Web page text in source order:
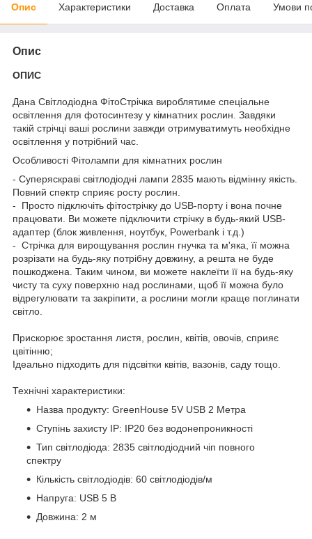
Опис Характеристики Доставка Оплата Умови
Опис
ОПИС
Дана Світлодіодна ФітоСтрічка вироблятиме спеціальне
освітлення для фотосинтезу у кімнатних рослин. Завдяки
такій стрічці ваші рослини завжди отримуватимуть необхідне
освітлення у потрібний час.
Особливості Фітолампи для кімнатних рослин
- Суперяскраві світлодіодні лампи 2835 мають відмінну якість.
Повний спектр сприяє росту рослин.
- Просто підключіть фітострічку до USB-порту і вона почне
працювати. Ви можете підключити стрічку в будь-який USB-
адаптер (блок живлення, ноутбук, Powerbank і т.д.)
- Стрічка для вирощування рослин гнучка та м'яка, її можна
розрізати на будь-яку потрібну довжину, а решта не буде
пошкоджена. Таким чином, ви можете наклеїти її на будь-яку
чисту та суху поверхню над рослинами, щоб її можна було
відрегулювати та закріпити, а рослини могли краще поглинати
світло.
Прискорює зростання листя, рослин, квітів, овочів, сприяє
цвітінню;
Ідеально підходить для підсвітки квітів, вазонів, саду тощо.
Технічні характеристики:
Назва продукту: GreenHouse 5V USB 2 Метра
Ступінь захисту IP: IP20 без водонепроникності
Тип світлодіода: 2835 світлодіодний чіп повного
спектру
Кількість світлодіодів: 60 світлодіодів/м
Напруга: USB 5 В
Довжина: 2 м